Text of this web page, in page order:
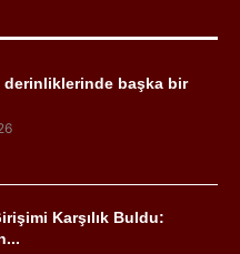
derinliklerinde başka bir
Karşılık Buldu: